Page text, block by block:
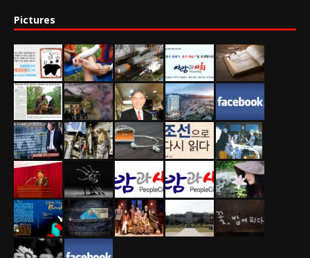
Pictures